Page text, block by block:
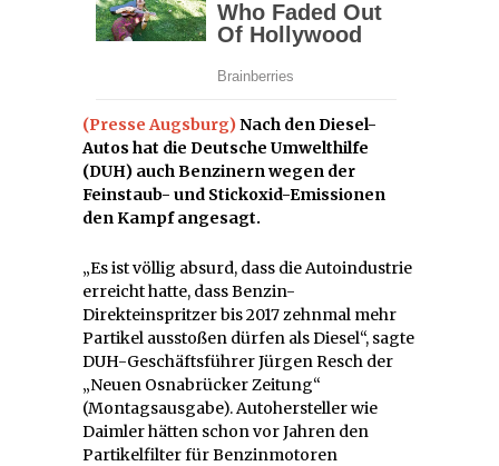
(Presse Augsburg)Nach den Diesel-
Autos hat die Deutsche Umwelthilfe
(DUH) auch Benzinern wegen der
Feinstaub- und Stickoxid-Emissionen
den Kampf angesagt.
„Es ist völlig absurd, dass die Autoindustrie
erreicht hatte, dass Benzin-
Direkteinspritzer bis 2017 zehnmal mehr
Partikel ausstoßen dürfen als Diesel“, sagte
DUH-Geschäftsführer Jürgen Resch der
„Neuen Osnabrücker Zeitung“
(Montagsausgabe). Autohersteller wie
Daimler hätten schon vor Jahren den
Partikelfilter für Benzinmotoren